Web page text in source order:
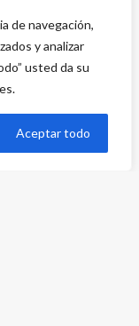
de navegación,
y analizar
usted da su
Aceptar todo